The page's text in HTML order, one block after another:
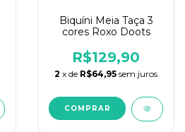
Biquíni Meia Taça 3
cores Roxo Doots
R$129,90
2 x de R$64,95 sem juros
COMPRAR